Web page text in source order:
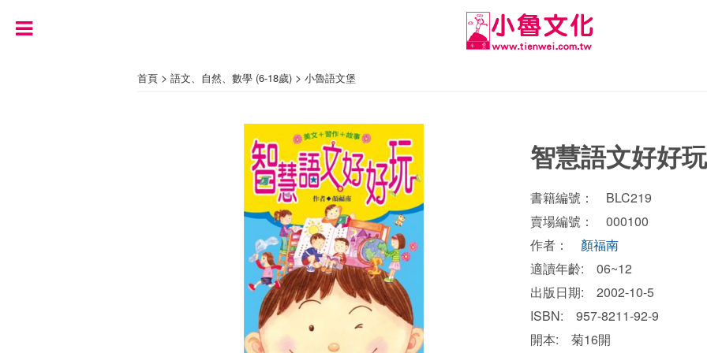
首頁 > 語文、自然、數學 (6-18歲) > 小魯語文堡
智慧語文好好玩
書籍編號： BLC219
賣場編號： 000100
作者： 顏福南
適讀年齡: 06~12
出版日期: 2002-10-5
ISBN: 957-8211-92-9
開本: 菊16開